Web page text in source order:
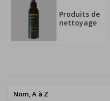
Produits de
nettoyage
Nom, A à Z